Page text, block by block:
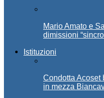
Mario Amato e
dimissioni
Istituzioni
Condotta Acoset
in mezza